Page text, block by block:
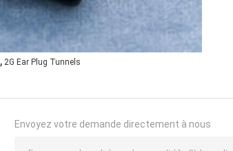
, 2G Ear Plug Tunnels
Envoyez votre demande directement à nous